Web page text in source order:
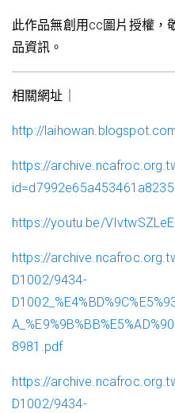
此作品無創用cc圖片授權，
品資訊。
相關網址｜
http://
https://
https://youtu.be/
https://
D1002/9434-
8981.pdf
https://
D1002/9434-